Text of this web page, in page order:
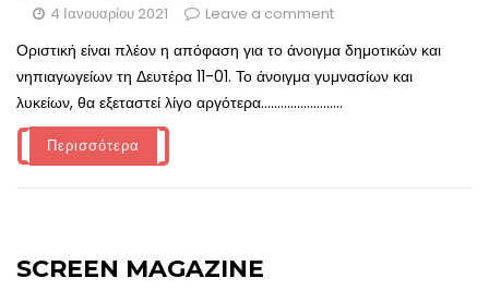
4 Ιανουαρίου 2021
Leave a comment
Οριστική είναι πλέον η απόφαση για το άνοιγμα δημοτικών και
νηπιαγωγείων τη Δευτέρα 11-01. Το άνοιγμα γυμνασίων και
λυκείων, θα εξεταστεί λίγο αργότερα.........................
Περισσότερα
SCREEN MAGAZINE